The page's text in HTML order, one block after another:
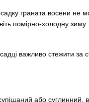
граната восени не
помірно-холодну зиму.
важливо стежити за
або суглинний,